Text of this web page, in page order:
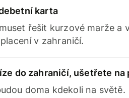
karta
řešit kurzové marže a
v zahraničí.
do zahraničí, ušetřete na
doma kdekoli na světě.